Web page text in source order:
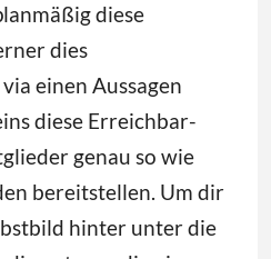
diese
dies
einen Aussagen
diese Erreichbar-
genau so wie
bereitstellen. Um dir
hinter unter die